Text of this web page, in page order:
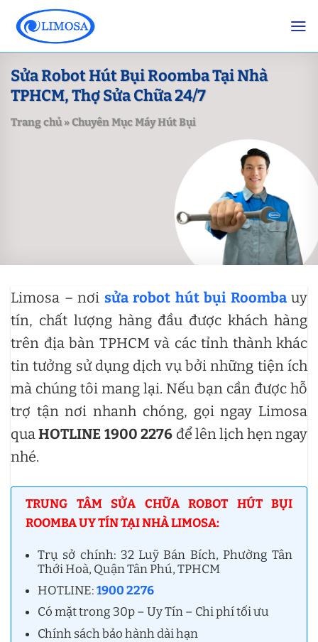
content
Sửa Robot Hút Bụi Roomba Tại Nhà
TPHCM, Thợ Sửa Chữa 24/7
Trang chủ»Chuyên Mục Máy Hút Bụi
Limosa – nơi sửa robot hút bụi Roombauy
tín, chất lượng hàng đầu được khách hàng
trên địa bàn TPHCM và các tỉnh thành khác
tin tưởng sử dụng dịch vụ bởi những tiện ích
mà chúng tôi mang lại. Nếu bạn cần được hỗ
trợ tận nơi nhanh chóng, gọi ngay Limosa
quaHOTLINE 1900 2276 để lên lịch hẹn ngay
nhé.
TRUNG TÂM SỬA CHỮA ROBOT HÚT BỤI
ROOMBA UY TÍN TẠI NHÀ LIMOSA:
Trụ sở chính: 32 Luỹ Bán Bích, Phường Tân
Thới Hoà, Quận Tân Phú, TPHCM
HOTLINE:1900 2276
Có mặt trong 30p – Uy Tín – Chi phí tối ưu
Chính sách bảo hành dài hạn